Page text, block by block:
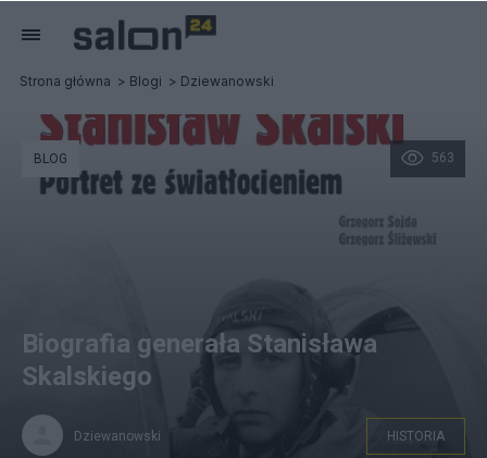
Strona główna Blogi Dziewanowski
563
BLOG
Biografia generała Stanisława
Skalskiego
Dziewanowski HISTORIA